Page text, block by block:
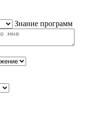
Знание программ